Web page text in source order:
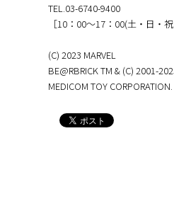
TEL.03-6740-9400
［10：00～17：00(土・日・祝
(C) 2023 MARVEL
BE@RBRICK TM & (C) 2001-
MEDICOM TOY